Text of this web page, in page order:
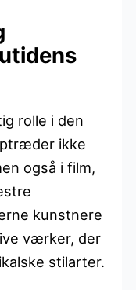
rolle i den
ikke
også i film,
kunstnere
værker, der
stilarter.